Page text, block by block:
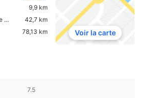
9,9 km
42,7 km
78,13 km
Voir la carte
7.5